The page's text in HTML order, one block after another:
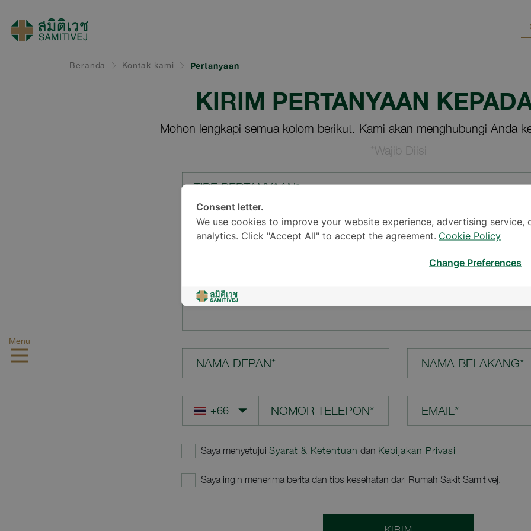
Menu
Beranda Kontak kami Pertanyaan
KIRIM PERTANYAAN
Mohon lengkapi semua kolom berikut. Kami akan menghubungi Anda
*Wajib Diisi
TIPE PERTANYAAN*
LOKASI*
NAMA DEPAN* NAMA BELAKANG*
EMAIL*
Saya menyetujui Syarat & Ketentuan dan Kebijakan Privasi
Saya ingin menerima berita dan tips kesehatan dari Rumah Sakit Samitivej.
Consent letter.
We use cookies to improve your website experience, advertising service,
analytics. Click "Accept All" to accept the agreement. Cookie Policy
Change Preferences